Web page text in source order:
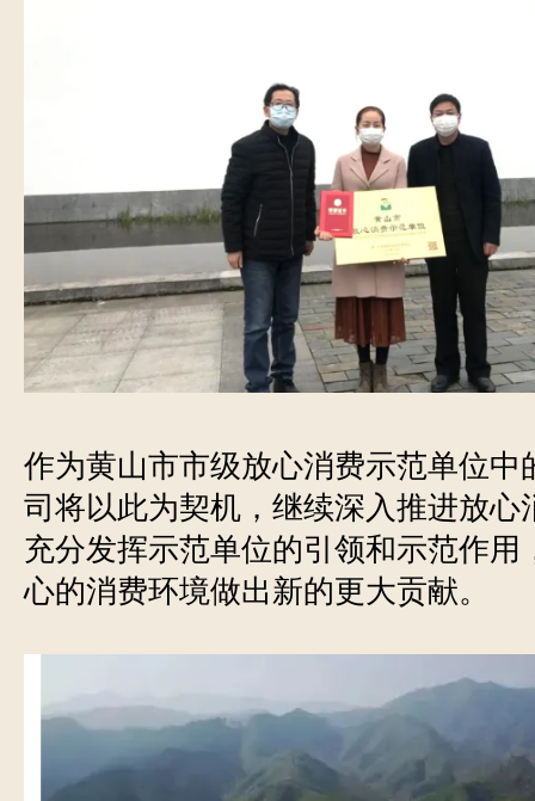
作为黄山市市级放心消费示范单位中
司将以此为契机，继续深入推进放心
充分发挥示范单位的引领和示范作用
心的消费环境做出新的更大贡献。